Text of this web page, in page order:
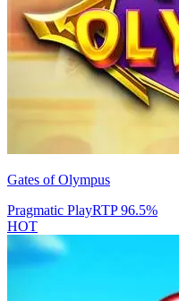
Gates of Olympus
Pragmatic PlayRTP96.5%
HOT